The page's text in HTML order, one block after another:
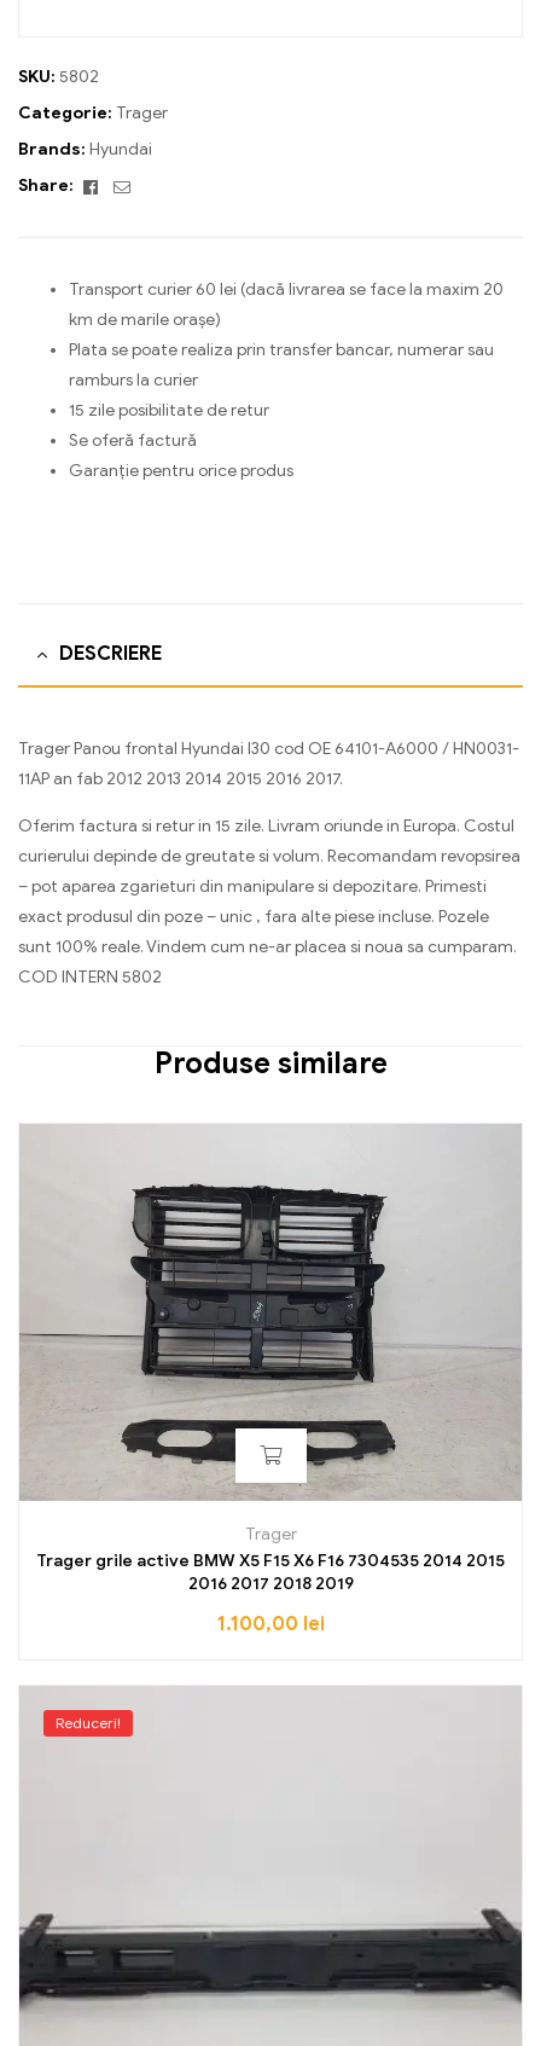
SKU: 5802
Categorie: Trager
Brands: Hyundai
Share:
Facebook
Email
Transport curier 60 lei (dacă livrarea se face la maxim 20
km de marile orașe)
Plata se poate realiza prin transfer bancar, numerar sau
ramburs la curier
15 zile posibilitate de retur
Se oferă factură
Garanție pentru orice produs
DESCRIERE
Trager Panou frontal Hyundai I30 cod OE 64101-A6000 / HN0031-
11AP an fab 2012 2013 2014 2015 2016 2017.
Oferim factura si retur in 15 zile. Livram oriunde in Europa. Costul
curierului depinde de greutate si volum. Recomandam revopsirea
– pot aparea zgarieturi din manipulare si depozitare. Primesti
exact produsul din poze – unic , fara alte piese incluse. Pozele
sunt 100% reale. Vindem cum ne-ar placea si noua sa cumparam.
COD INTERN 5802
Produse similare
Trager
Trager grile active BMW X5 F15 X6 F16 7304535 2014 2015
2016 2017 2018 2019
1.100,00 lei
Reduceri!